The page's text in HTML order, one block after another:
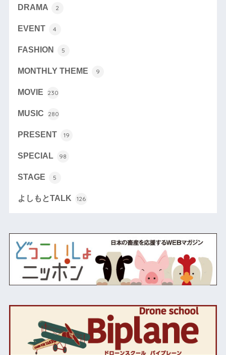
DRAMA 2
EVENT 4
FASHION 5
MONTHLY THEME 9
MOVIE 230
MUSIC 280
PRESENT 19
SPECIAL 98
STAGE 5
よしもとTALK 126